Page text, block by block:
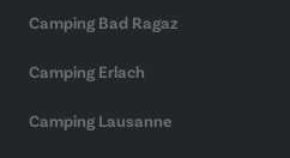
Camping Bad Ragaz
Camping Erlach
Camping Lausanne